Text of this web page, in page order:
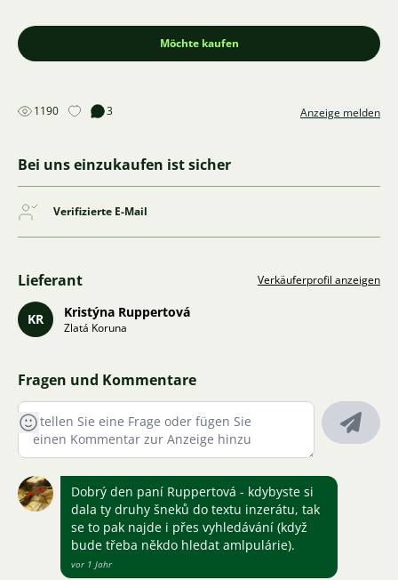
Möchte kaufen
1190 3 Anzeige melden
Bei uns einzukaufen ist sicher
Verifizierte E-Mail
Lieferant Verkäuferprofil anzeigen
KR Kristýna Ruppertová
Zlatá Koruna
Fragen und Kommentare
Dobrý den paní Ruppertová - kdybyste si
dala ty druhy šneků do textu inzerátu, tak
se to pak najde i přes vyhledávání (když
bude třeba někdo hledat amlpulárie).
vor 1 Jahr